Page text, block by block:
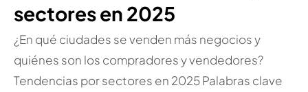
sectores en 2025
¿En qué ciudades se venden más negocios y
quiénes son los compradores y vendedores?
Tendencias por sectores en 2025 Palabras clave